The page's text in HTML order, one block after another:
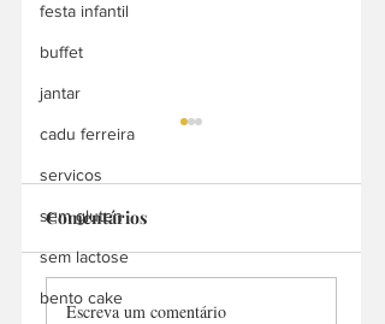
festa infantil
buffet
jantar
cadu ferreira
servicos
sem gluten
sem lactose
bento cakePRIMO cozinha
Comentários
Escreva um comentário